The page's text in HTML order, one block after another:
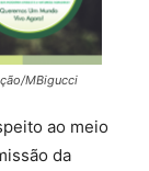
MBigucci
ao meio
da